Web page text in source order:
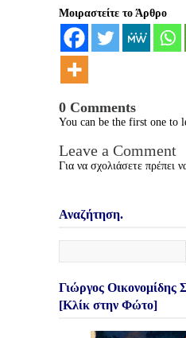
Μοιραστείτε το Άρθρο
0 Comments
You can be the first one to
Leave a Comment
Για να σχολιάσετε πρέπει
Αναζήτηση.
Γιώργος Οικονομίδης
[Κλίκ στην Φώτο]